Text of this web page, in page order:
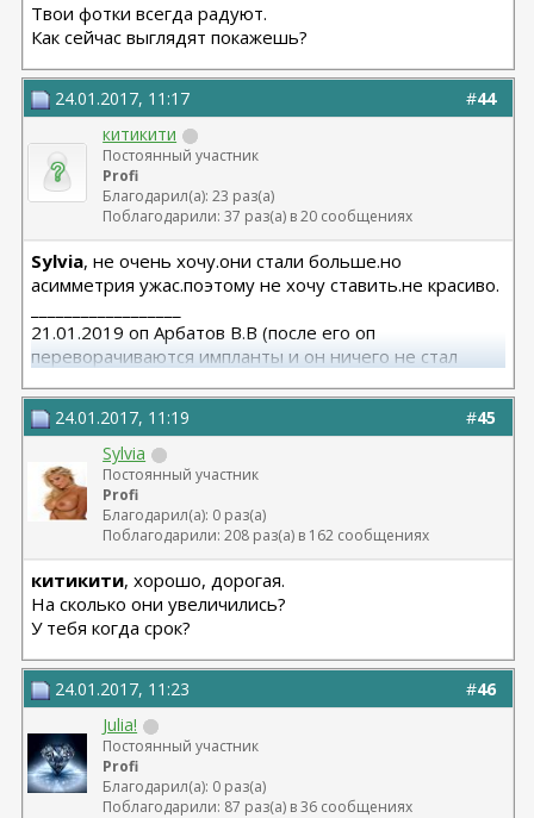
Твои фотки всегда радуют.
Как сейчас выглядят покажешь?
#44
24.01.2017, 11:17
китикити
Постоянный участник
Profi
Благодарил(а): 23 раз(а)
Поблагодарили: 37 раз(а) в 20 сообщениях
Sylvia, не очень хочу.они стали больше.но
асимметрия ужас.поэтому не хочу ставить.не красиво.
21.01.2019 оп Арбатов В.В (после его оп
переворачиваются импланты и он ничего не стал
#45
24.01.2017, 11:19
Sylvia
Постоянный участник
Profi
Благодарил(а): 0 раз(а)
Поблагодарили: 208 раз(а) в 162 сообщениях
китикити, хорошо, дорогая.
На сколько они увеличились?
У тебя когда срок?
#46
24.01.2017, 11:23
Julia!
Постоянный участник
Profi
Благодарил(а): 0 раз(а)
Поблагодарили: 87 раз(а) в 36 сообщениях